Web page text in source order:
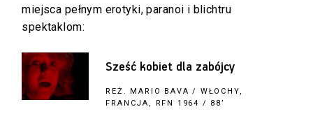
miejsca pełnym erotyki, paranoi i blichtru
spektaklom:
Sześć kobiet dla zabójcy
REŻ. MARIO BAVA / WŁOCHY,
FRANCJA, RFN 1964 / 88’